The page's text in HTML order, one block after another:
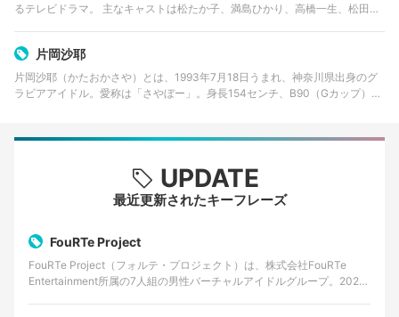
るテレビドラマ。 主なキャストは松たか子、満島ひかり、高橋一生、松田龍
片岡沙耶
片岡沙耶（かたおかさや）とは、1993年7月18日うまれ、神奈川県出身のグ
ラビアアイドル。愛称は「さやぼー」。身長154センチ、B90（Gカップ）・
UPDATE
最近更新されたキーフレーズ
FouRTe Project
FouRTe Project（フォルテ・プロジェクト）は、株式会社FouRTe
Entertainment所属の7人組の男性バーチャルアイドルグループ。2025